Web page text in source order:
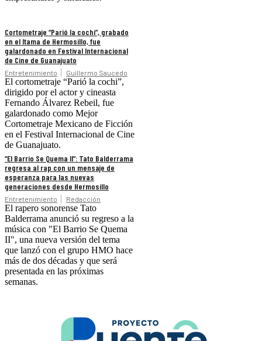
Cortometraje “Parió la cochi”, grabado
en el Itama de Hermosillo, fue
galardonado en Festival Internacional
de Cine de Guanajuato
Entretenimiento Guillermo Saucedo
El cortometraje “Parió la cochi”,
dirigido por el actor y cineasta
Fernando Álvarez Rebeil, fue
galardonado como Mejor
Cortometraje Mexicano de Ficción
en el Festival Internacional de Cine
de Guanajuato.
“El Barrio Se Quema II”: Tato Balderrama
regresa al rap con un mensaje de
esperanza para las nuevas
generaciones desde Hermosillo
Entretenimiento Redacción
El rapero sonorense Tato
Balderrama anunció su regreso a la
música con "El Barrio Se Quema
II", una nueva versión del tema
que lanzó con el grupo HMO hace
más de dos décadas y que será
presentada en las próximas
semanas.